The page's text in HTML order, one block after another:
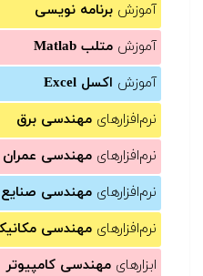
آموزش برنامه نویسی
آموزش متلب Matlab
آموزش اکسل Excel
نرم‌افزارهای مهندسی برق
نرم‌افزارهای مهندسی عمران
نرم‌افزارهای مهندسی صنایع
نرم‌افزارهای مهندسی
ابزارهای مهندسی کامپیوتر